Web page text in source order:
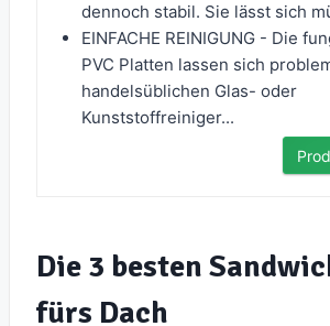
dennoch stabil. Sie lässt sich
EINFACHE REINIGUNG - Die
PVC Platten lassen sich
handelsüblichen Glas- oder
Kunststoffreiniger...
Die 3 besten
fürs Dach